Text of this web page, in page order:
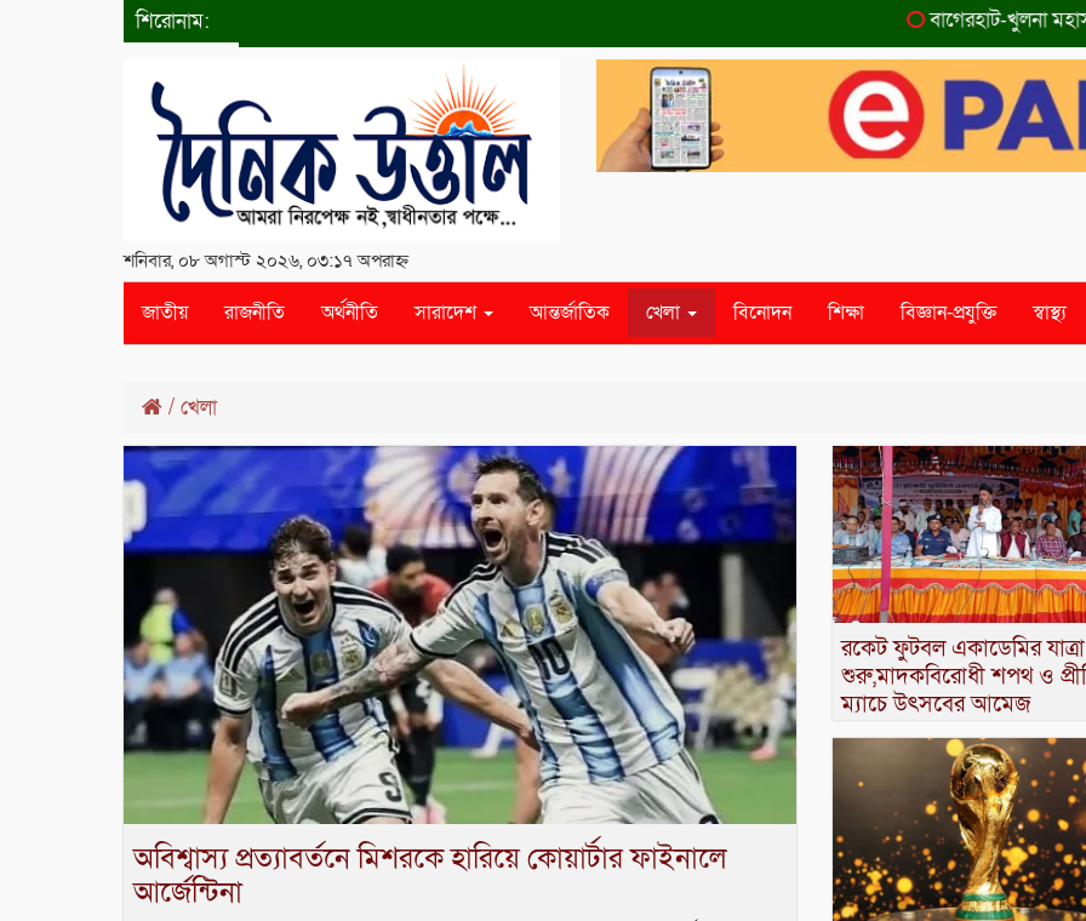
শিরোনাম: বাগেরহাট-খুলনা
শনিবার, ০৮ অগাস্ট ২০২৬, ০৩:১৭ অপরাহ্ন
জাতীয় রাজনীতি অর্থনীতি সারাদেশ আন্তর্জাতিক খেলা বিনোদন শিক্ষা বিজ্ঞান-প্রযুক্তি স্বাস্থ্য
/ খেলা
অবিশ্বাস্য প্রত্যাবর্তনে মিশরকে হারিয়ে কোয়ার্টার ফাইনালে
আর্জেন্টিনা
রকেট ফুটবল একাডেমির যাত্রা
শুরু,মাদকবিরোধী শপথ ও
ম্যাচে উৎসবের আমেজ